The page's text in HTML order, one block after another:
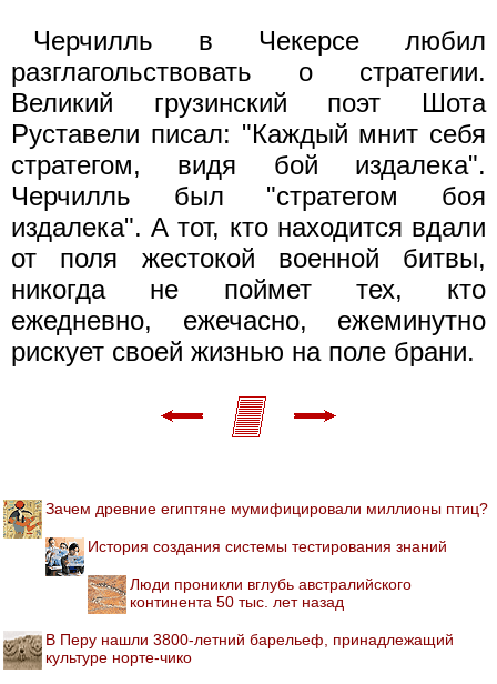
Черчилль в Чекерсе любил
разглагольствовать о стратегии.
Великий грузинский поэт Шота
Руставели писал: "Каждый мнит себя
стратегом, видя бой издалека".
Черчилль был "стратегом боя
издалека". А тот, кто находится вдали
от поля жестокой военной битвы,
никогда не поймет тех, кто
ежедневно, ежечасно, ежеминутно
рискует своей жизнью на поле брани.
Зачем древние египтяне мумифицировали миллионы птиц?
История создания системы тестирования знаний
Люди проникли вглубь австралийского
континента 50 тыс. лет назад
В Перу нашли 3800-летний барельеф, принадлежащий
культуре норте-чико